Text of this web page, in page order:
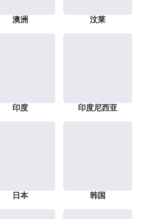
澳洲 汶莱
印度 印度尼西亚
日本 韩国